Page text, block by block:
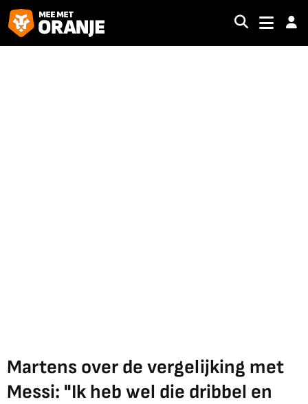
Martens over de vergelijking met
Messi: "Ik heb wel die dribbel en